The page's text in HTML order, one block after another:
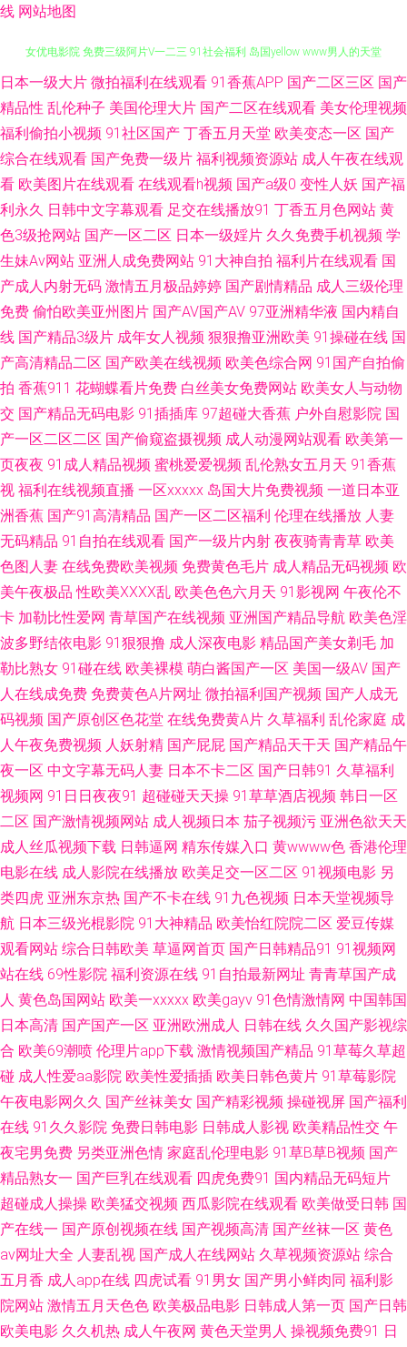
线 网站地图
91亚洲资源站 婷婷色搁搁 九九91视频 午夜高清 91草网站 91尤物白虎 第一
女优电影院 免费三级阿片V一二三 91社会福利 岛国yellow www男人的天堂
久久大伊人国产av 岛国网站在线播放 www色色网站 国精第二页在线观看 欧
美黄色网 欧美极品另类 豆花吃瓜成人 另类无码变态 欧美日韩午夜剧场 日韩
福利国产欧美 欧美日韩精品专区 91色精品 韩日我av 人妻熟妇无码精品专区
久久第6页 日韩精品A∨三区 日韩成人无毒ava 少妇精品一区二区三区 日日干
夜夜撸 五月花A片 三级黄色日叉视频 三级片黄色网址 欧洲久久 麻豆久久 久
久性爱影院 黄色A片五月天 精品人妻午夜一区 www91视频大全 男人色情天
堂 午夜伦伦剧场 91色狼老熟女 成全大全大全免费 欧美视频五区 亚洲精品一
区二区无码 国产久久精品 青青草一起艹 天堂色网站 先锋资源亚洲无码 五月
91操碰免费视频t 91超碰免费资源站 伊人色导航 先锋AV强奸 91高清福利 91
碰在线视频观看 91网站在线免费观看下载 www91片 吃瓜导航不卡 AV老司
机 草逼网站 成人另类亚洲欧美 www99热热 97在线观看免费视屏 91伊人视
频 影音先锋人妻偷窥av 91农村站街熟女露脸 青青草视频人人干 91黄色变态
利 不卡视频一下 白丝骚货艹白浆在线 www尤物 超碰在91日日日 91中文视
频资源在线观看 豆花九十一网站成人 先锋影音自拍 91福利社红杏 91狼友综
合在线 91老司机视频 91巨炮网 91看片看 91探花网站 91网站免费123 AV无
吗在线 99视频总站 91资源网在线视频 AV天堂色情亚洲成人 超碰蜜芽91国
产 97资源共享总站人人 最新影音先锋av网站 91九色首页绿帽 91免免费版九
幺 91官网点进立即观看 国产看看91 成人毛片网 草莓视频免费网站 黄污污在
线观看 欧美日韩国产骚熟 婷婷五月天色婷 午夜宅男女看片视频 91视频cn 91
足交欧美毛片 超碰白白色 潮喷视频一区二区 成人无码波多 国产精品国偷在
韩色情伦埋片大全 亚欧一级三 91精品国产丝袜 AV不卡在线播放 91超碰九色
不卡91福利视频 豆花视频91视频 色色99 亚洲福利导航在线 91a视频在线 91
日本一级大片 微拍福利在线观看 91香蕉APP 国产二区三区 国产
精品性 乱伦种子 美国伦理大片 国产二区在线观看 美女伦理视频
福利偷拍小视频 91社区国产 丁香五月天堂 欧美变态一区 国产
综合在线观看 国产免费一级片 福利视频资源站 成人午夜在线观
看 欧美图片在线观看 在线观看h视频 国产a级0 变性人妖 国产福
利永久 日韩中文字幕观看 足交在线播放91 丁香五月色网站 黄
色3级抢网站 国产一区二区 日本一级婬片 久久免费手机视频 学
生妹Av网站 亚洲人成免费网站 91大神自拍 福利片在线观看 国
产成人内射无码 激情五月极品婷婷 国产剧情精品 成人三级伦理
免费 偷怕欧美亚州图片 国产AV国产AV 97亚洲精华液 国内精自
线 国产精品3级片 成年女人视频 狠狠撸亚洲欧美 91操碰在线 国
产高清精品二区 国产欧美在线视频 欧美色综合网 91国产自拍偷
拍 香蕉911 花蝴蝶看片免费 白丝美女免费网站 欧美女人与动物
交 国产精品无码电影 91插插库 97超碰大香蕉 户外自慰影院 国
产一区二区二区 国产偷窥盗摄视频 成人动漫网站观看 欧美第一
页夜夜 91成人精品视频 蜜桃爱爱视频 乱伦熟女五月天 91香蕉
视 福利在线视频直播 一区xxxxx 岛国大片免费视频 一道日本亚
洲香蕉 国产91高清精品 国产一区二区福利 伦理在线播放 人妻
无码精品 91自拍在线观看 国产一级片内射 夜夜骑青青草 欧美
色图人妻 在线免费欧美视频 免费黄色毛片 成人精品无码视频 欧
美午夜极品 性欧美ⅩⅩⅩⅩ乱 欧美色色六月天 91影视网 午夜伦不
卡 加勒比性爱网 青草国产在线视频 亚洲国产精品导航 欧美色淫
波多野结依电影 91狠狠撸 成人深夜电影 精品国产美女剃毛 加
勒比熟女 91碰在线 欧美裸模 萌白酱国产一区 美国一级AV 国产
人在线成免费 免费黄色A片网址 微拍福利国产视频 国产人成无
码视频 国产原创区色花堂 在线免费黄A片 久草福利 乱伦家庭 成
人午夜免费视频 人妖射精 国产屁屁 国产精品天干天 国产精品午
夜一区 中文字幕无码人妻 日本不卡二区 国产日韩91 久草福利
视频网 91日日夜夜91 超碰碰天天操 91草草酒店视频 韩日一区
二区 国产激情视频网站 成人视频日本 茄子视频污 亚洲色欲天天
成人丝瓜视频下载 日韩逼网 精东传媒入口 黄wwww色 香港伦理
电影在线 成人影院在线播放 欧美足交一区二区 91视频电影 另
类四虎 亚洲东京热 国产不卡在线 91九色视频 日本天堂视频导
航 日本三级光棍影院 91大神精品 欧美怡红院院二区 爱豆传媒
观看网站 综合日韩欧美 草逼网首页 国产日韩精品91 91视频网
站在线 69性影院 福利资源在线 91自拍最新网址 青青草国产成
人 黄色岛国网站 欧美一xxxxx 欧美gayv 91色情激情网 中国韩国
日本高清 国产国产一区 亚洲欧洲成人 日韩在线 久久国产影视综
合 欧美69潮喷 伦理片app下载 激情视频国产精品 91草莓久草超
碰 成人性爱aa影院 欧美性爱插插 欧美日韩色黄片 91草莓影院
午夜电影网久久 国产丝袜美女 国产精彩视频 操碰视屏 国产福利
在线 91久久影院 免费日韩电影 日韩成人影视 欧美精品性交 午
夜宅男免费 另类亚洲色情 家庭乱伦理电影 91草B草B视频 国产
精品熟女一 国产巨乳在线观看 四虎免费91 国内精品无码短片
超碰成人操操 欧美猛交视频 西瓜影院在线观看 欧美做受日韩 国
产在线一 国产原创视频在线 国产视频高清 国产丝袜一区 黄色
av网址大全 人妻乱视 国产成人在线网站 久草视频资源站 综合
五月香 成人app在线 四虎试看 91男女 国产男小鲜肉同 福利影
院网站 激情五月天色色 欧美极品电影 日韩成人第一页 国产日韩
欧美电影 久久机热 成人午夜网 黄色天堂男人 操视频免费91 日